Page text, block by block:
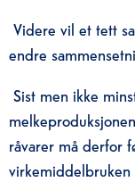
Videre vil et tett
endre
Sist men ikke
råvarer må derfor